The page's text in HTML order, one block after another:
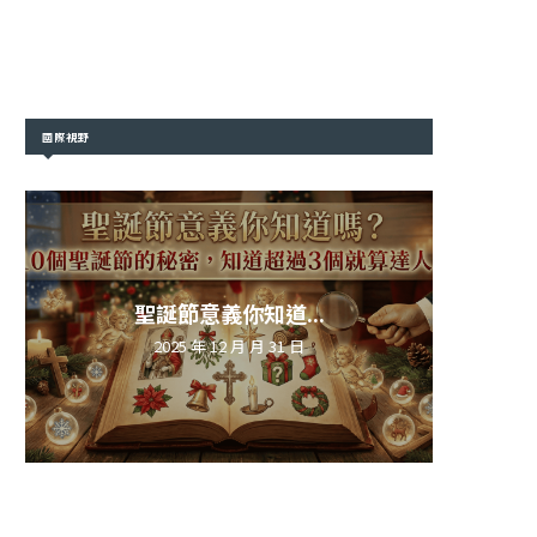
國際視野
聖誕節意義你知道...
2025 年 12 月 月 31 日